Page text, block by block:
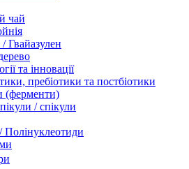
чай
Гвайазулен
та інновації
пребіотики та постбіотики
(ферменти)
/ спікули
Полінуклеотиди